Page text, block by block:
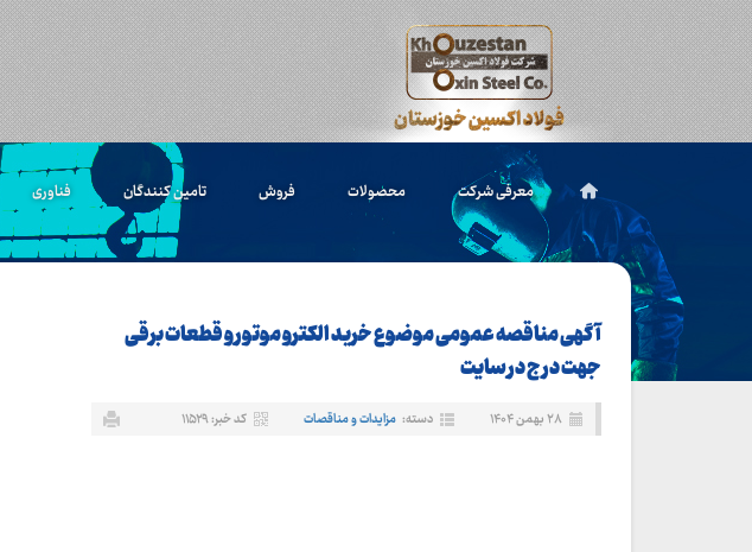
معرفی شرکت محصولات فروش تامین کنندگان فناوری
آگهی مناقصه عمومی موضوع خرید الکترو موتور و قطعات برقی
جهت درج در سایت
۲۸ بهمن ۱۴۰۴ دسته: مزایدات و مناقصات کد خبر: ۱۱۵۲۹